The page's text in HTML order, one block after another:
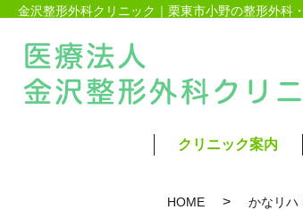
金沢整形外科クリニック｜栗東市小野の整形外科
クリニック案内
HOME かなリハ